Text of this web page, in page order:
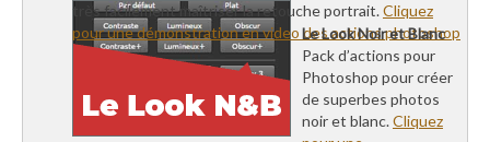
très facilement maîtriser la retouche portrait.Cliquez
pour une démonstration en video des actions photoshop
Le Look Noir et Blanc
Pack d’actions pour
Photoshop pour créer
de superbes photos
noir et blanc.Cliquez